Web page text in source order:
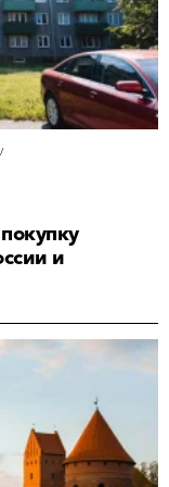
/
и